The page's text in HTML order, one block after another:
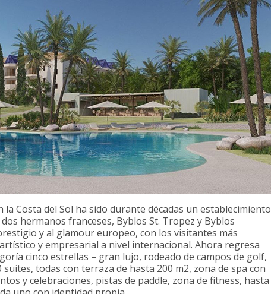
Costa del Sol ha sido durante décadas un establecimiento
hermanos franceses, Byblos St. Tropez y Byblos
y al glamour europeo, con los visitantes más
y empresarial a nivel internacional. Ahora regresa
cinco estrellas – gran lujo, rodeado de campos de golf,
todas con terraza de hasta 200 m2, zona de spa con
y celebraciones, pistas de paddle, zona de fitness, hasta